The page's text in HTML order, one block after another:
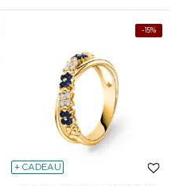
-15%
+ CADEAU